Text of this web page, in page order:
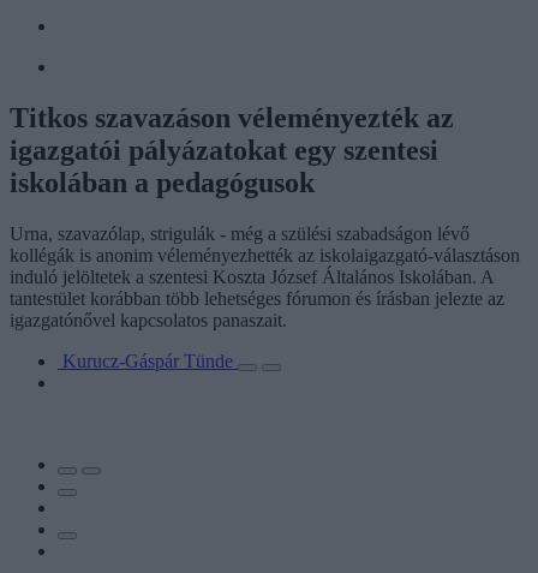
Titkos szavazáson véleményezték az
igazgatói pályázatokat egy szentesi
iskolában a pedagógusok
Urna, szavazólap, strigulák - még a szülési szabadságon lévő
kollégák is anonim véleményezhették az iskolaigazgató-választáson
induló jelöltetek a szentesi Koszta József Általános Iskolában. A
tantestület korábban több lehetséges fórumon és írásban jelezte az
igazgatónővel kapcsolatos panaszait.
Kurucz-Gáspár Tünde